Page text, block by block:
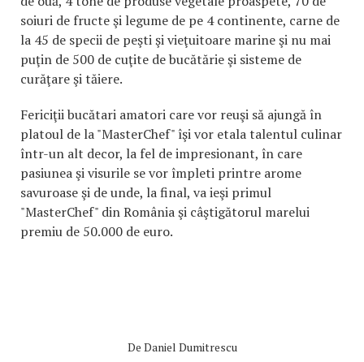
soiuri de fructe şi legume de pe 4 continente, carne de
la 45 de specii de peşti şi vieţuitoare marine şi nu mai
puţin de 500 de cuţite de bucătărie şi sisteme de
curăţare şi tăiere.
Fericiţii bucătari amatori care vor reuşi să ajungă în
platoul de la "MasterChef" îşi vor etala talentul culinar
într-un alt decor, la fel de impresionant, în care
pasiunea şi visurile se vor împleti printre arome
savuroase şi de unde, la final, va ieşi primul
"MasterChef" din România şi câştigătorul marelui
premiu de 50.000 de euro.
De Daniel Dumitrescu